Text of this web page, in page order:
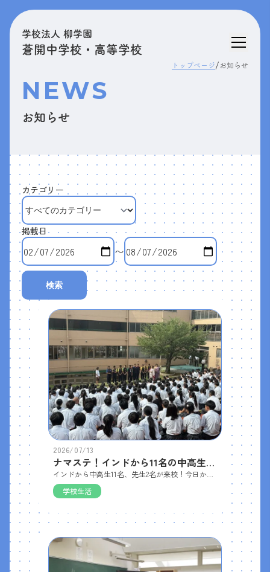
学校法人 柳学園
蒼開中学校・高等学校
トップページ/ お知らせ
NEWS
お知らせ
カテゴリー
掲載日
〜
検索
2026/07/13
ナマステ！インドから11名の中高生が来校
学校生活